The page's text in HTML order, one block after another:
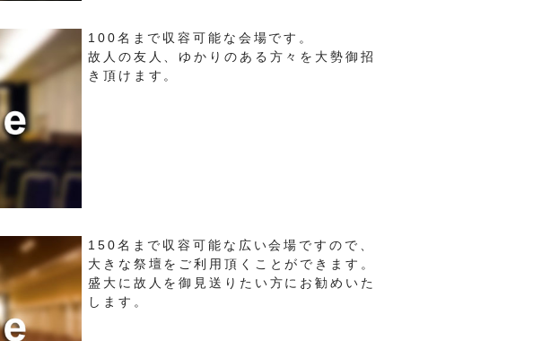
100名まで収容可能な会場です。
故人の友人、ゆかりのある方々を大勢御招
き頂けます。
150名まで収容可能な広い会場ですので、
大きな祭壇をご利用頂くことができます。
盛大に故人を御見送りたい方にお勧めいた
します。